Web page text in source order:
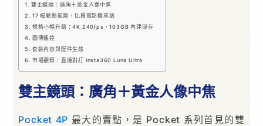
雙主鏡頭：廣角＋黃金人像中焦
17 檔動態範圍，比肩電影機等級
規格小幅升級：4K 240fps、103GB 內建儲存
圖傳遙控
套裝內容與配件生態
市場觀察：直接對打 Insta360 Luna Ultra
雙主鏡頭：廣角＋黃金人像中焦
Pocket 4P 最大的賣點，是 Pocket 系列首見的雙